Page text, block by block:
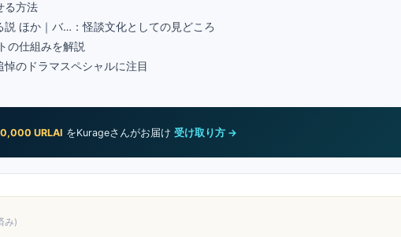
る方法
ほか｜バ…：怪談文化としての見どころ
の仕組みを解説
のドラマスペシャルに注目
URLAI をKurageさんがお届け 受け取り方 →
み)